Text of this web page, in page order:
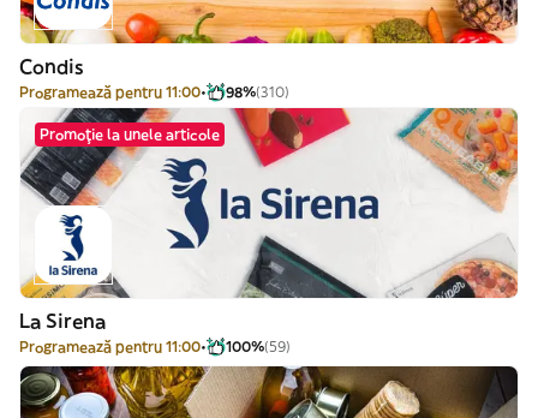
Condis
Programează pentru 11:00 98%(310)
Promoție la unele articole
La Sirena
Programează pentru 11:00 100%(59)